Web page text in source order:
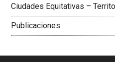
Ciudades Equitativas –
Publicaciones